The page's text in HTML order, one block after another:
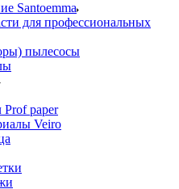
Santoemma
для профессиональных
пылесосы
paper
Veiro